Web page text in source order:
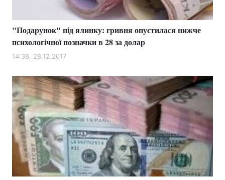
"Подарунок" під ялинку: гривня опустилася нижче
психологічної позначки в 28 за долар
14:38, 28.12.2017